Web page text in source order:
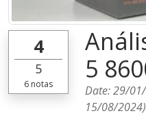
4
5
6 notas
5
Date:29/
15/08/2024